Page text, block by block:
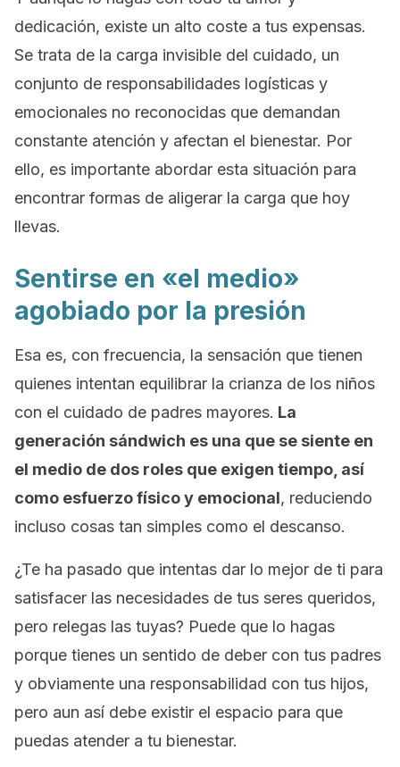
dedicación, existe un alto coste a tus expensas.
Se trata de la carga invisible del cuidado, un
conjunto de responsabilidades logísticas y
emocionales no reconocidas que demandan
constante atención y afectan el bienestar. Por
ello, es importante abordar esta situación para
encontrar formas de aligerar la carga que hoy
llevas.
Sentirse en «el medio»
agobiado por la presión
Esa es, con frecuencia, la sensación que tienen
quienes intentan equilibrar la crianza de los niños
con el cuidado de padres mayores. La
generación sándwich es una que se siente en
el medio de dos roles que exigen tiempo, así
como esfuerzo físico y emocional, reduciendo
incluso cosas tan simples como el descanso.
¿Te ha pasado que intentas dar lo mejor de ti para
satisfacer las necesidades de tus seres queridos,
pero relegas las tuyas? Puede que lo hagas
porque tienes un sentido de deber con tus padres
y obviamente una responsabilidad con tus hijos,
pero aun así debe existir el espacio para que
puedas atender a tu bienestar.